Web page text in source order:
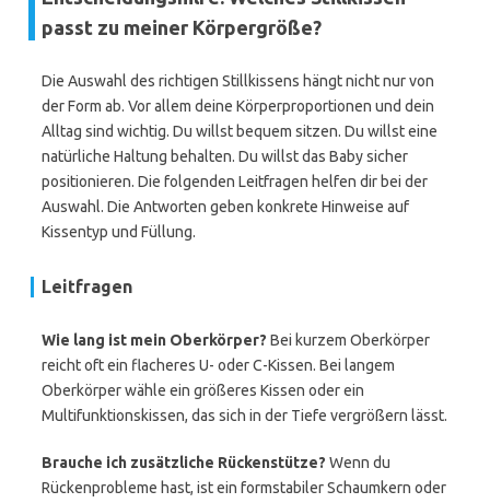
passt zu meiner Körpergröße?
Die Auswahl des richtigen Stillkissens hängt nicht nur von
der Form ab. Vor allem deine Körperproportionen und dein
Alltag sind wichtig. Du willst bequem sitzen. Du willst eine
natürliche Haltung behalten. Du willst das Baby sicher
positionieren. Die folgenden Leitfragen helfen dir bei der
Auswahl. Die Antworten geben konkrete Hinweise auf
Kissentyp und Füllung.
Leitfragen
Wie lang ist mein Oberkörper? Bei kurzem Oberkörper
reicht oft ein flacheres U- oder C-Kissen. Bei langem
Oberkörper wähle ein größeres Kissen oder ein
Multifunktionskissen, das sich in der Tiefe vergrößern lässt.
Brauche ich zusätzliche Rückenstütze? Wenn du
Rückenprobleme hast, ist ein formstabiler Schaumkern oder